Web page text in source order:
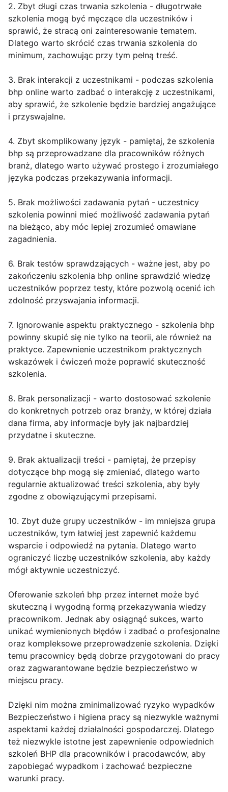
2. Zbyt długi czas trwania szkolenia - długotrwałe
szkolenia mogą być męczące dla uczestników i
sprawić, że stracą oni zainteresowanie tematem.
Dlatego warto skrócić czas trwania szkolenia do
minimum, zachowując przy tym pełną treść.
3. Brak interakcji z uczestnikami - podczas szkolenia
bhp online warto zadbać o interakcję z uczestnikami,
aby sprawić, że szkolenie będzie bardziej angażujące
i przyswajalne.
4. Zbyt skomplikowany język - pamiętaj, że szkolenia
bhp są przeprowadzane dla pracowników różnych
branż, dlatego warto używać prostego i zrozumiałego
języka podczas przekazywania informacji.
5. Brak możliwości zadawania pytań - uczestnicy
szkolenia powinni mieć możliwość zadawania pytań
na bieżąco, aby móc lepiej zrozumieć omawiane
zagadnienia.
6. Brak testów sprawdzających - ważne jest, aby po
zakończeniu szkolenia bhp online sprawdzić wiedzę
uczestników poprzez testy, które pozwolą ocenić ich
zdolność przyswajania informacji.
7. Ignorowanie aspektu praktycznego - szkolenia bhp
powinny skupić się nie tylko na teorii, ale również na
praktyce. Zapewnienie uczestnikom praktycznych
wskazówek i ćwiczeń może poprawić skuteczność
szkolenia.
8. Brak personalizacji - warto dostosować szkolenie
do konkretnych potrzeb oraz branży, w której działa
dana firma, aby informacje były jak najbardziej
przydatne i skuteczne.
9. Brak aktualizacji treści - pamiętaj, że przepisy
dotyczące bhp mogą się zmieniać, dlatego warto
regularnie aktualizować treści szkolenia, aby były
zgodne z obowiązującymi przepisami.
10. Zbyt duże grupy uczestników - im mniejsza grupa
uczestników, tym łatwiej jest zapewnić każdemu
wsparcie i odpowiedź na pytania. Dlatego warto
ograniczyć liczbę uczestników szkolenia, aby każdy
mógł aktywnie uczestniczyć.
Oferowanie szkoleń bhp przez internet może być
skuteczną i wygodną formą przekazywania wiedzy
pracownikom. Jednak aby osiągnąć sukces, warto
unikać wymienionych błędów i zadbać o profesjonalne
oraz kompleksowe przeprowadzenie szkolenia. Dzięki
temu pracownicy będą dobrze przygotowani do pracy
oraz zagwarantowane będzie bezpieczeństwo w
miejscu pracy.
Dzięki nim można zminimalizować ryzyko wypadków
Bezpieczeństwo i higiena pracy są niezwykle ważnymi
aspektami każdej działalności gospodarczej. Dlatego
też niezwykle istotne jest zapewnienie odpowiednich
szkoleń BHP dla pracowników i pracodawców, aby
zapobiegać wypadkom i zachować bezpieczne
warunki pracy.